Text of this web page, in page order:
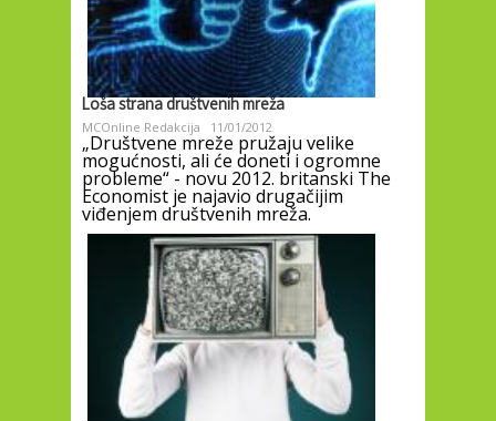
Loša strana društvenih mreža
MCOnline Redakcija 11/01/2012
„Društvene mreže pružaju velike
mogućnosti, ali će doneti i ogromne
probleme“ - novu 2012. britanski The
Economist je najavio drugačijim
viđenjem društvenih mreža.